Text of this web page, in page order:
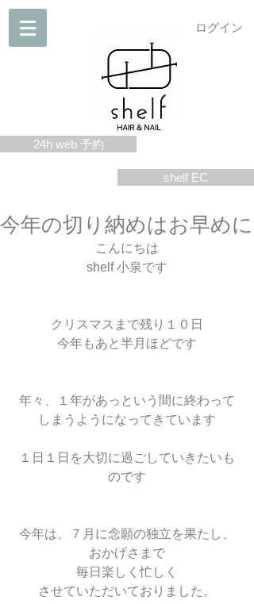
24h web 予約
ログイン
shelf EC
今年の切り納めはお早めに
こんにちは
shelf 小泉です
クリスマスまで残り１０日
今年もあと半月ほどです
年々、１年があっという間に終わって
しまうようになってきています
１日１日を大切に過ごしていきたいも
のです
今年は、７月に念願の独立を果たし、
おかげさまで
毎日楽しく忙しく
させていただいておりました。